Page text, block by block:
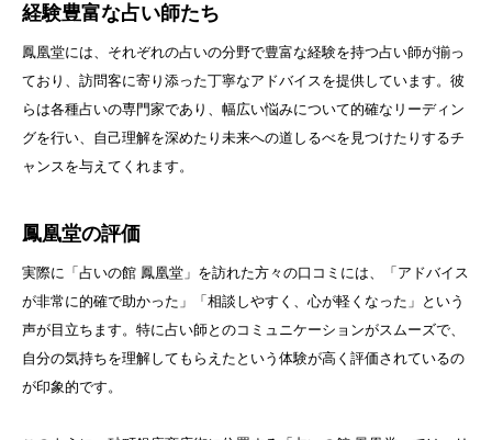
経験豊富な占い師たち
鳳凰堂には、それぞれの占いの分野で豊富な経験を持つ占い師が揃っ
ており、訪問客に寄り添った丁寧なアドバイスを提供しています。彼
らは各種占いの専門家であり、幅広い悩みについて的確なリーディン
グを行い、自己理解を深めたり未来への道しるべを見つけたりするチ
ャンスを与えてくれます。
鳳凰堂の評価
実際に「占いの館 鳳凰堂」を訪れた方々の口コミには、「アドバイス
が非常に的確で助かった」「相談しやすく、心が軽くなった」という
声が目立ちます。特に占い師とのコミュニケーションがスムーズで、
自分の気持ちを理解してもらえたという体験が高く評価されているの
が印象的です。